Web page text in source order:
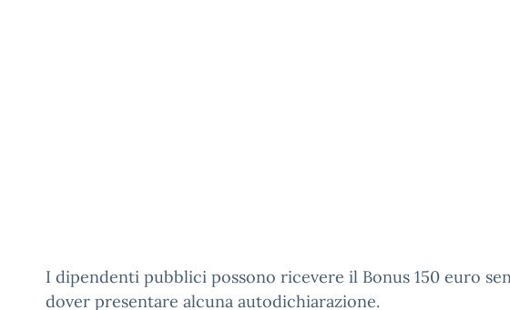
I dipendenti pubblici possono ricevere il Bonus 150 euro
dover presentare alcuna autodichiarazione.